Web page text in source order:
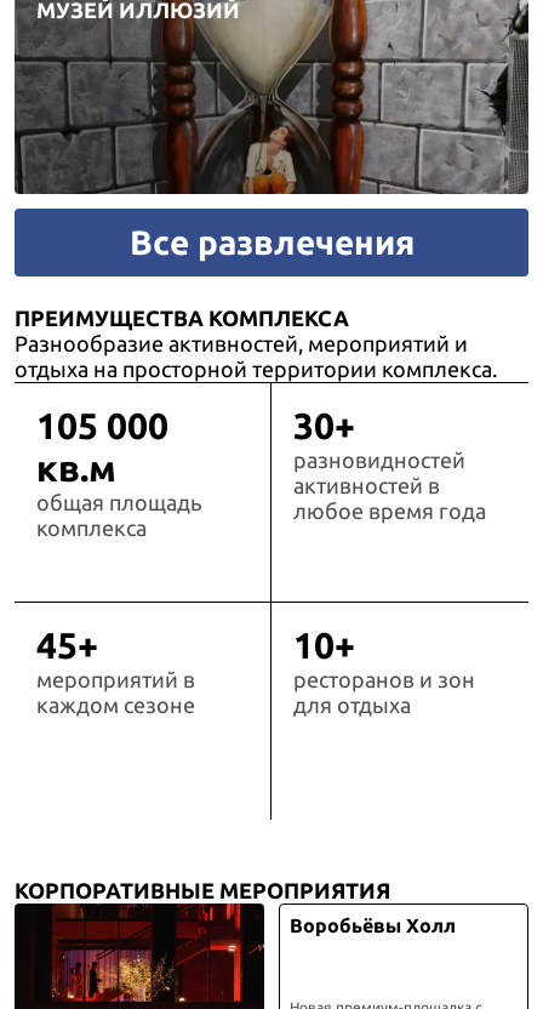
МУЗЕЙ ИЛЛЮЗИЙ
Все развлечения
ПРЕИМУЩЕСТВА КОМПЛЕКСА
Разнообразие активностей, мероприятий и
отдыха на просторной территории комплекса.
105 000
кв.м
общая площадь
комплекса
30+
разновидностей
активностей в
любое время года
45+
мероприятий в
каждом сезоне
10+
ресторанов и зон
для отдыха
КОРПОРАТИВНЫЕ МЕРОПРИЯТИЯ
Воробьёвы Холл